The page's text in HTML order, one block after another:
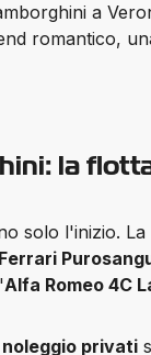
a
romantico,
la
solo l'inizio.
Ferrari
Alfa Romeo 4C
noleggio privati